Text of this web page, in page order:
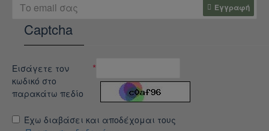
Εγγραφή
Captcha
Εισάγετε τον
κωδικό στο
παρακάτω πεδίο
Έχω διαβάσει και αποδέχομαι τους